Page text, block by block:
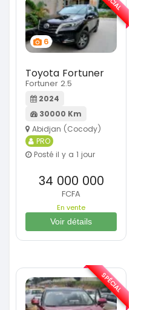
6
Toyota Fortuner
Fortuner 2.5
2024
30000 Km
Abidjan (Cocody)
PRO
Posté il y a 1 jour
34 000 000
FCFA
En vente
Voir détails
SPÉCIAL